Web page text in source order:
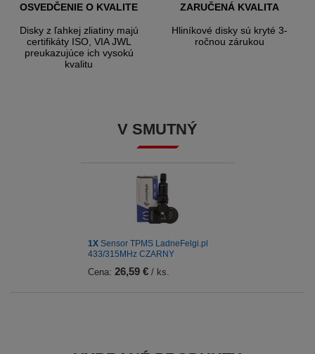
OSVEDČENIE O KVALITE
Disky z ľahkej zliatiny majú
certifikáty ISO, VIA JWL
preukazujúce ich vysokú
kvalitu
ZARUČENÁ KVALITA
Hliníkové disky sú kryté 3-
ročnou zárukou
V SMUTNÝ
1X Sensor TPMS LadneFelgi.pl
433/315MHz CZARNY
Cena: 26,59 €/ ks.